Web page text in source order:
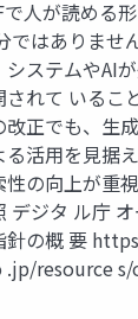
で人が読める
ではありませ
システムやAI
されて いるこ
改正でも、生
る活用を見据
の向上が重
デジタ ル庁
針の概 要
.jp/resource